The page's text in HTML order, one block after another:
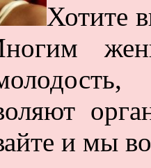
Хотите
и мы